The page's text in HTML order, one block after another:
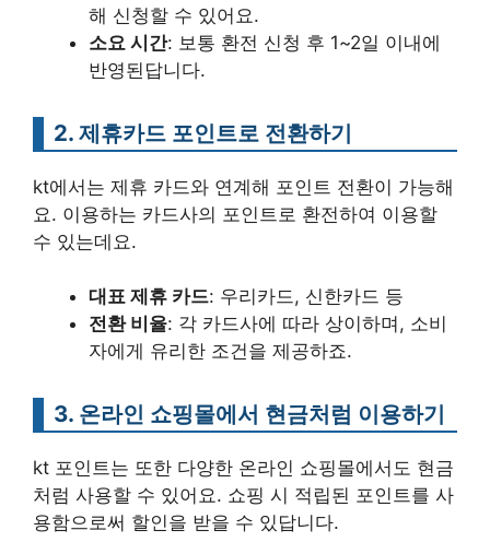
해 신청할 수 있어요.
소요 시간: 보통 환전 신청 후 1~2일 이내에
반영된답니다.
2. 제휴카드 포인트로 전환하기
kt에서는 제휴 카드와 연계해 포인트 전환이 가능해
요. 이용하는 카드사의 포인트로 환전하여 이용할
수 있는데요.
대표 제휴 카드: 우리카드, 신한카드 등
전환 비율: 각 카드사에 따라 상이하며, 소비
자에게 유리한 조건을 제공하죠.
3. 온라인 쇼핑몰에서 현금처럼 이용하기
kt 포인트는 또한 다양한 온라인 쇼핑몰에서도 현금
처럼 사용할 수 있어요. 쇼핑 시 적립된 포인트를 사
용함으로써 할인을 받을 수 있답니다.